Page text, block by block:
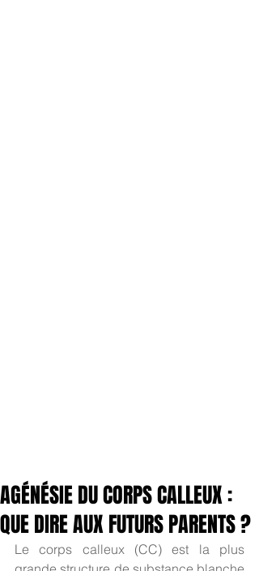
AGÉNÉSIE DU CORPS CALLEUX :
QUE DIRE AUX FUTURS PARENTS ?
Le corps calleux (CC) est la plus